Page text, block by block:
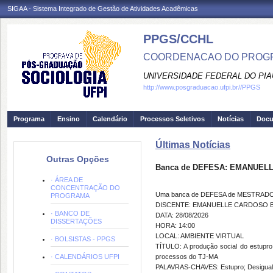
SIGAA - Sistema Integrado de Gestão de Atividades Acadêmicas
PPGS/CCHL
COORDENACAO DO
UNIVERSIDADE FEDERAL DO
http://www.posgraduacao.ufpi.br//PPGS
Programa Ensino Calendário Processos Seletivos Notícias
Outras Opções
· ÁREA DE
CONCENTRAÇÃO DO
PROGRAMA
· BANCO DE
DISSERTAÇÕES
· BOLSISTAS - PPGS
· CALENDÁRIOS UFPI
Últimas Notícias
Banca de DEFESA:
Uma banca de DEFESA de
DISCENTE: EMANUELLE CARDOSO
DATA: 28/08/2026
HORA: 14:00
LOCAL: AMBIENTE VIRTUAL
TÍTULO: A produção social do
processos do TJ-MA
PALAVRAS-CHAVES: Estupro;